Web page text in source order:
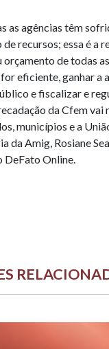
as agências têm
recursos; essa é a
de todas
eficiente, ganhar a
e fiscalizar e
da Cfem vai
municípios e a
da Amig, Rosiane
DeFato Online.